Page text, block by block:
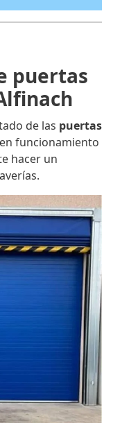
puertas
de las puertas
funcionamiento
hacer un